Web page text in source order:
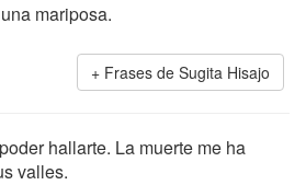
mariposa.
Frases de Sugita Hisajo
hallarte. La muerte me ha
valles.